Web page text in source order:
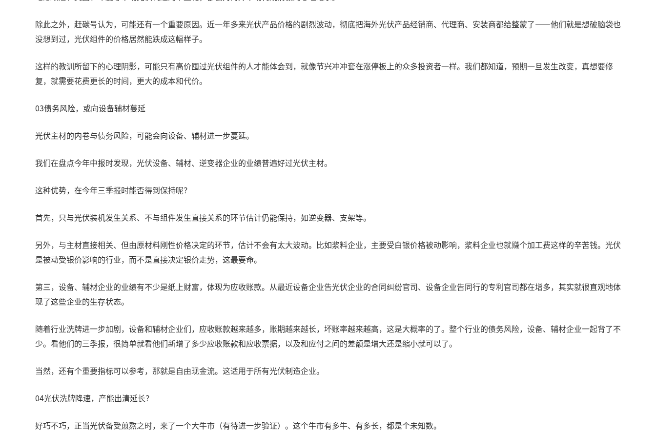
除此之外，赶碳号认为，可能还有一个重要原因。近一年多来光伏产品价格的剧烈波动，彻底把海外光伏产品经销商、代理商、安装商都给整蒙了——他们就是想破脑袋也
没想到过，光伏组件的价格居然能跌成这幅样子。
这样的教训所留下的心理阴影，可能只有高价囤过光伏组件的人才能体会到，就像节兴冲冲套在涨停板上的众多投资者一样。我们都知道，预期一旦发生改变，真想要修
复，就需要花费更长的时间，更大的成本和代价。
03债务风险，或向设备辅材蔓延
光伏主材的内卷与债务风险，可能会向设备、辅材进一步蔓延。
我们在盘点今年中报时发现，光伏设备、辅材、逆变器企业的业绩普遍好过光伏主材。
这种优势，在今年三季报时能否得到保持呢？
首先，只与光伏装机发生关系、不与组件发生直接关系的环节估计仍能保持，如逆变器、支架等。
另外，与主材直接相关、但由原材料刚性价格决定的环节，估计不会有太大波动。比如浆料企业，主要受白银价格被动影响，浆料企业也就赚个加工费这样的辛苦钱。光伏
是被动受银价影响的行业，而不是直接决定银价走势，这最要命。
第三，设备、辅材企业的业绩有不少是纸上财富，体现为应收账款。从最近设备企业告光伏企业的合同纠纷官司、设备企业告同行的专利官司都在增多，其实就很直观地体
现了这些企业的生存状态。
随着行业洗牌进一步加剧，设备和辅材企业们，应收账款越来越多，账期越来越长，坏账率越来越高，这是大概率的了。整个行业的债务风险，设备、辅材企业一起背了不
少。看他们的三季报，很简单就看他们新增了多少应收账款和应收票据，以及和应付之间的差额是增大还是缩小就可以了。
当然，还有个重要指标可以参考，那就是自由现金流。这适用于所有光伏制造企业。
04光伏洗牌降速，产能出清延长？
好巧不巧，正当光伏备受煎熬之时，来了一个大牛市（有待进一步验证）。这个牛市有多牛、有多长，都是个未知数。